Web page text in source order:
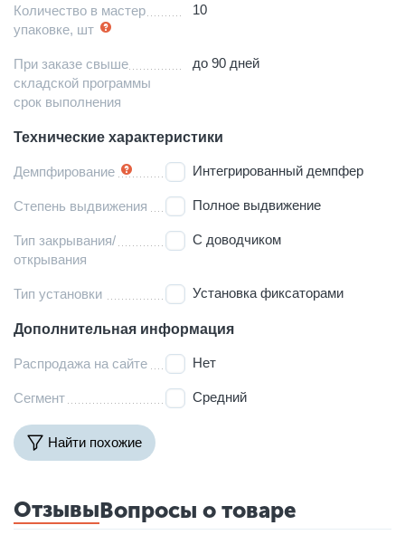
Количество в мастер
упаковке, шт
10
При заказе свыше
складской программы
срок выполнения
до 90 дней
Технические характеристики
Демпфирование Интегрированный демпфер
Степень выдвижения Полное выдвижение
Тип закрывания/
открывания
С доводчиком
Тип установки Установка фиксаторами
Дополнительная информация
Распродажа на сайте Нет
Сегмент Средний
Найти похожие
ОтзывыВопросы о товаре